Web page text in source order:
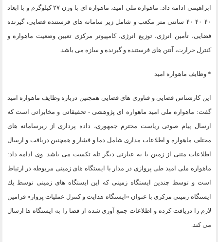
ابراهيمى ادامه داد: ماهواره ملى اميد، ماهواره اى با وزن ۲۷ كيلوگرم و با ابعاد
۴۰ ۴۰ ۴۰ سانتى متر مكعب و شامل زير سامانه هاى فرستنده فضايى، گيرنده
فضايى، تأمين انرژى، توزيع انرژى، كامپيوتر مركزى تعيين وضعيت ماهواره و
كنترل حرارت، آنتن هاى فرستنده و گيرنده و سازه مى باشد.
* وظايف ماهواره اميد
اين كارشناس فضايى و فناورى هاى فضايى همچنين درباره وظايف ماهواره اميد
گفت: ماهواره ملى اميد ماهواره اى پژوهشى - تحقيقاتى و مخابراتى است كه
ارسال پيام صوتى رياست محترم جمهورى، داده پردازى از زيرسامانه هاى
مختلف ماهواره و اطلاعات مدارى شامل دما و فشار و همچنين دريافت و ارسال
اطلاعات متنى از زمين يا به عبارتى ديگر تله تكست مى باشد. وى ادامه داد:
ماهواره ملى اميد طى پروازى در مدار با ايستگاه هاى زمينى مربوطه در ارتباط
است و توسط چندين ايستگاه زمينى كه اين ايستگاه هاى زمينى توسط يك
ايستگاه زمينى مركزى با عنوان «ايستگاه هدايت و كنترل عمليات پرواز» فرامين
لازم را دريافت كرده و اطلاعات جمع آورى شده از فضا را به ايستگاه ها ارسال
مى كند.